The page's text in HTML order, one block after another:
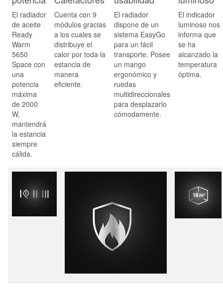
El radiador
de aceite
Ready
Warm
5650
Space con
una
potencia
máxima
de 2000
W,
mantendrá
la estancia
siempre
cálida.
Cuenta con 9
módulos gracias
a los cuales se
distribuye el
calor por toda la
estancia de
manera
eficiente.
El radiador
dispone de un
sistema EasyGo
para un fácil
transporte. Posee
un mango
ergonómico y
ruedas
multidireccionales
para desplazarlo
cómodamente.
El indicador
luminoso nos
informa que
se ha
alcanzado la
temperatura
óptima.